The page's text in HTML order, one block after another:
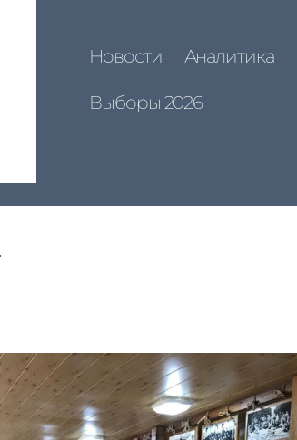
Новости Аналитика
Выборы 2026